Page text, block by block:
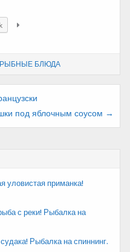
РЫБНЫЕ БЛЮДА
под яблочным соусом →
уловистая приманка!
с реки! Рыбалка на
Рыбалка на спиннинг.